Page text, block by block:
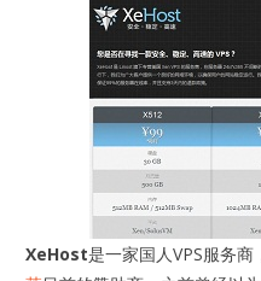
XeHost是一家国人VPS服务